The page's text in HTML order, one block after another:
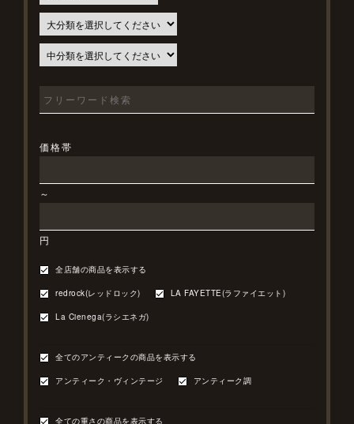
価格帯
～
円
全店舗の商品を表示する
redrock(レッドロック) LA FAYETTE(ラファイエット)
La Cienega(ラシエネガ)
全てのアンティークの商品を表示する
アンティーク・ヴィンテージ アンティーク調
全ての重さの商品を表示する